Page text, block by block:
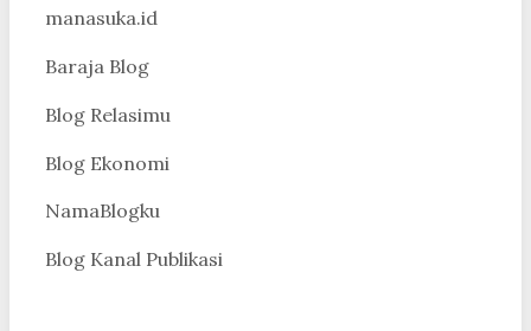
manasuka.id
Baraja Blog
Blog Relasimu
Blog Ekonomi
NamaBlogku
Blog Kanal Publikasi